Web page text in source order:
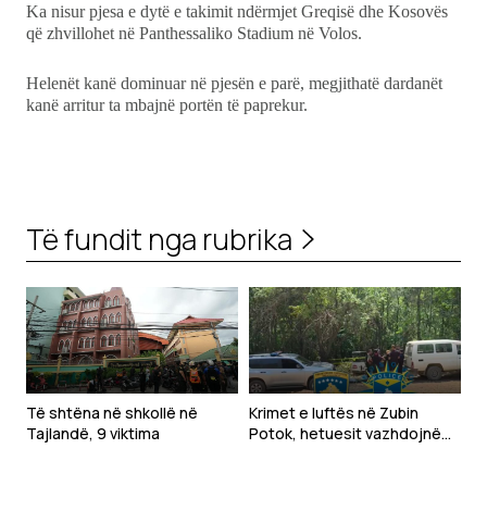
Ka nisur pjesa e dytë e takimit ndërmjet Greqisë dhe Kosovës
që zhvillohet në Panthessaliko Stadium në Volos.
Helenët kanë dominuar në pjesën e parë, megjithatë dardanët
kanë arritur ta mbajnë portën të paprekur.
Të fundit nga rubrika
Të shtëna në shkollë në
Tajlandë, 9 viktima
Krimet e luftës në Zubin
Potok, hetuesit vazhdojnë